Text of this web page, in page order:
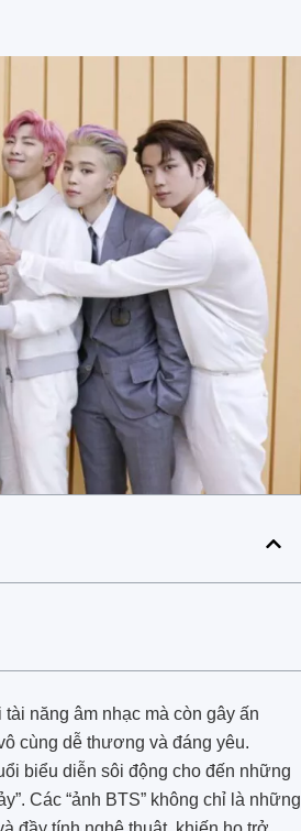
năng âm nhạc mà còn gây ấn
cùng dễ thương và đáng yêu.
biểu diễn sôi động cho đến những
Các “ảnh BTS” không chỉ là những